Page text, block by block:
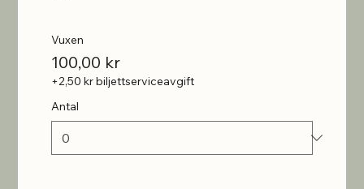
Vuxen
100,00 kr
+2,50 kr biljettserviceavgift
Antal